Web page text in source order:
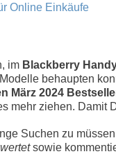
Online Einkäufe
im Blackberry
behaupten
März 2024
mehr ziehen. Damit
Suchen zu
sowie